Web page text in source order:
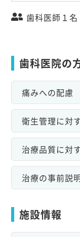
歯科医師１
歯科医院の
痛みへの配慮
衛生管理に対
治療品質に対
治療の事前説
施設情報